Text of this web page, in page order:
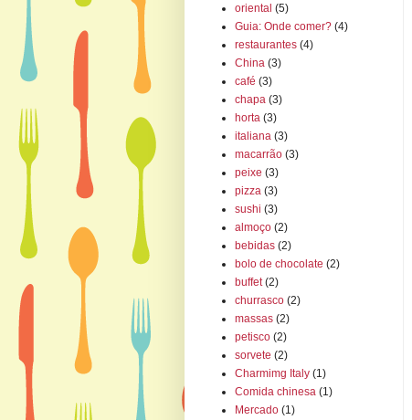
oriental (5)
Guia: Onde comer? (4)
restaurantes (4)
China (3)
café (3)
chapa (3)
horta (3)
italiana (3)
macarrão (3)
peixe (3)
pizza (3)
sushi (3)
almoço (2)
bebidas (2)
bolo de chocolate (2)
buffet (2)
churrasco (2)
massas (2)
petisco (2)
sorvete (2)
Charmimg Italy (1)
Comida chinesa (1)
Mercado (1)